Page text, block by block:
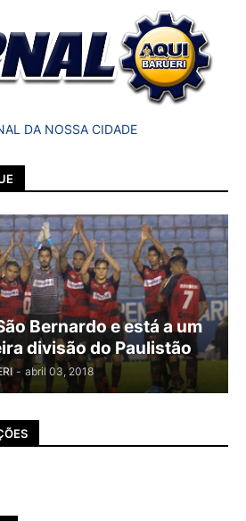
DA NOSSA CIDADE
Bernardo e está a um
divisão do Paulistão
- abril 03, 2018